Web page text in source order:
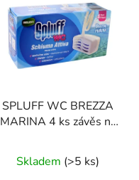
SPLUFF WC BREZZA
MARINA 4 ks závěs na
hodnocení
Skladem (>5 ks)